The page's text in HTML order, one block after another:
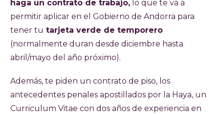
haga un contrato de trabajo, lo que te va a
permitir aplicar en el Gobierno de Andorra para
tener tu tarjeta verde de temporero
(normalmente duran desde diciembre hasta
abril/mayo del año próximo).
Además, te piden un contrato de piso, los
antecedentes penales apostillados por la Haya, un
Curriculum Vitae con dos años de experiencia en